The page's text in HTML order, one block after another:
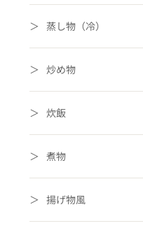
蒸し物（冷）
炒め物
炊飯
煮物
揚げ物風